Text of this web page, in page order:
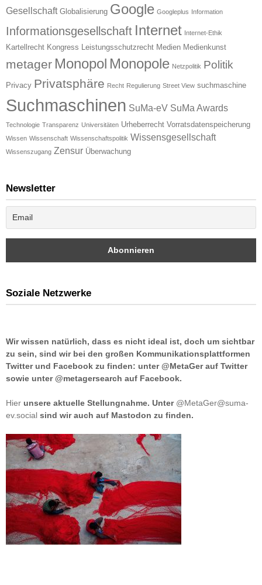
Gesellschaft Globalisierung Google Googleplus Information
Informationsgesellschaft Internet Internet-Ethik
Kartellrecht Kongress Leistungsschutzrecht Medien Medienkunst
metager Monopol Monopole Netzpolitik Politik
Privacy Privatsphäre Recht Regulierung Street View suchmaschine
Suchmaschinen SuMa-eV SuMa Awards
Technologie Transparenz Universitäten Urheberrecht Vorratsdatenspeicherung
Wissen Wissenschaft Wissenschaftspolitik Wissensgesellschaft
Wissenszugang Zensur Überwachung
Newsletter
Soziale Netzwerke
Wir wissen natürlich, dass es nicht ideal ist, doch um sichtbar
zu sein, sind wir bei den großen Kommunikationsplattformen
Twitter und Facebook zu finden: unter @MetaGer auf Twitter
sowie unter @metagersearch auf Facebook.
Hier unsere aktuelle Stellungnahme. Unter @MetaGer@suma-
ev.social sind wir auch auf Mastodon zu finden.